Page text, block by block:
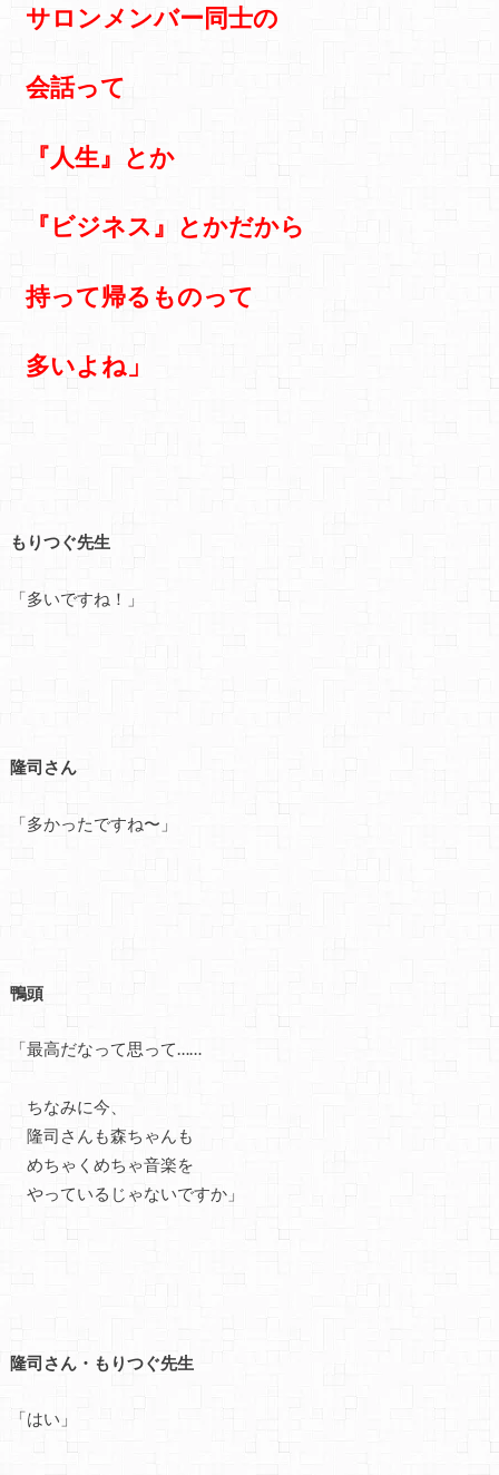
サロンメンバー同士の
会話って
『人生』とか
『ビジネス』とかだから
持って帰るものって
多いよね」
もりつぐ先生
「多いですね！」
隆司さん
「多かったですね〜」
鴨頭
「最高だなって思って……
ちなみに今、
隆司さんも森ちゃんも
めちゃくめちゃ音楽を
やっているじゃないですか」
隆司さん・もりつぐ先生
「はい」